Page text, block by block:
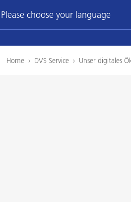
Please choose your language
Home › DVS Service › Unser digitales